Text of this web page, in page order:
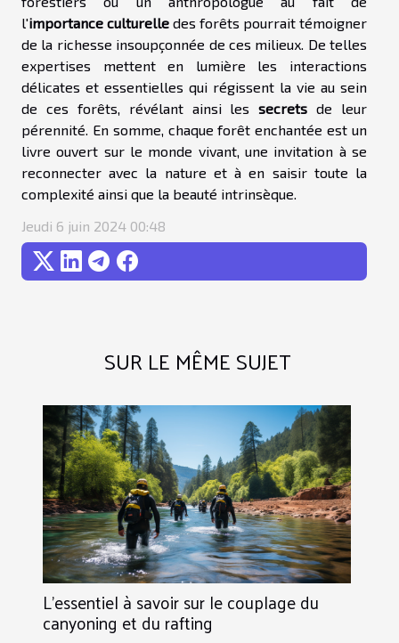
l'importance culturelle des forêts pourrait témoigner
de la richesse insoupçonnée de ces milieux. De telles
expertises mettent en lumière les interactions
délicates et essentielles qui régissent la vie au sein
de ces forêts, révélant ainsi lessecrets de leur
pérennité. En somme, chaque forêt enchantée est un
livre ouvert sur le monde vivant, une invitation à se
reconnecter avec la nature et à en saisir toute la
complexité ainsi que la beauté intrinsèque.
Jeudi 6 juin 2024 00:48
SUR LE MÊME SUJET
L'essentiel à savoir sur le couplage du
canyoning et du rafting